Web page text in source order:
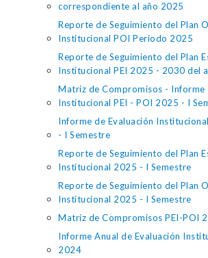
correspondiente al año 2025
Reporte de Seguimiento del Plan
Institucional POI Periodo 2025
Reporte de Seguimiento del Plan
Institucional PEI 2025 - 2030 del
Matriz de Compromisos - Informe
Institucional PEI - POI 2025 - I
Informe de Evaluación
- I Semestre
Reporte de Seguimiento del Plan
Institucional 2025 - I Semestre
Reporte de Seguimiento del Plan
Institucional 2025 - I Semestre
Matriz de Compromisos PEI-POI
Informe Anual de Evaluación
2024